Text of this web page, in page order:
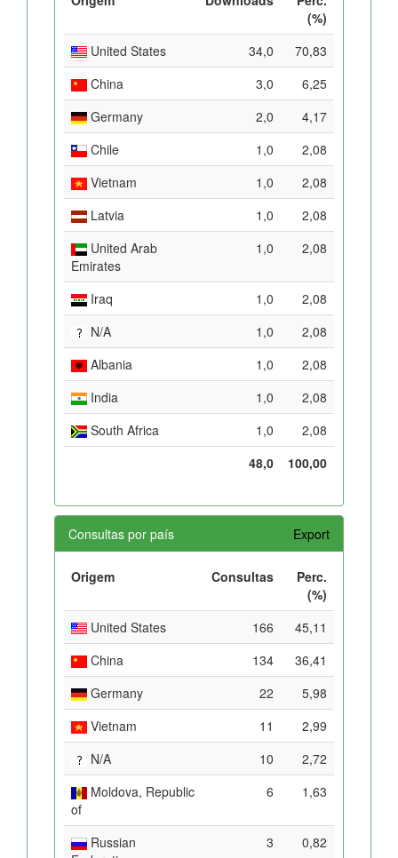
(%)
United States
34,0
70,83
China
3,0
6,25
Germany
2,0
4,17
Chile
1,0
2,08
Vietnam
1,0
2,08
Latvia
1,0
2,08
United Arab
Emirates
1,0 2,08
Iraq 1,0
2,08
N/A
1,0
2,08
Albania
1,0
2,08
India
1,0
2,08
South Africa
1,0
2,08
48,0
100,00
Consultas por país Export
Origem Consultas
Perc.
(%)
United States
166
45,11
China
134
36,41
Germany
22
5,98
Vietnam
11
2,99
N/A
10
2,72
Moldova, Republic
of
6 1,63
Russian
3 0,82